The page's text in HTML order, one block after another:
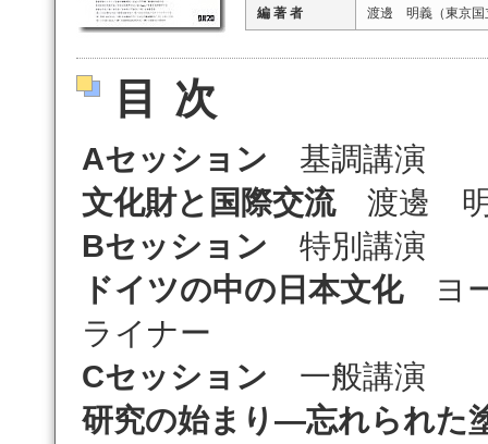
編 著 者 渡邊 明義（東京国
目次
Aセッション 基調講演
文化財と国際交流渡邊 明
Bセッション 特別講演
ドイツの中の日本文化ヨー
ライナー
Cセッション 一般講演
研究の始まり―忘れられた